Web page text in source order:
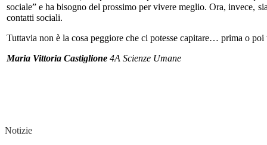
sociale” e ha bisogno del prossimo per vivere meglio. Ora, invece,
contatti sociali.
Tuttavia non è la cosa peggiore che ci potesse capitare… prima o
Maria Vittoria Castiglione 4A Scienze Umane
Notizie